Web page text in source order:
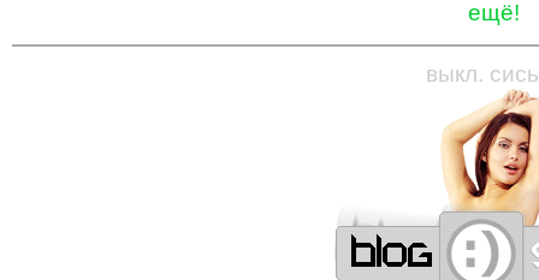
ещё!
—————————————————
выкл.